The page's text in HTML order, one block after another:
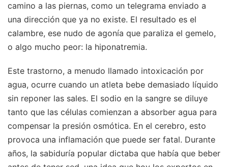
camino a las piernas, como un telegrama enviado a
una dirección que ya no existe. El resultado es el
calambre, ese nudo de agonía que paraliza el gemelo,
o algo mucho peor: la hiponatremia.
Este trastorno, a menudo llamado intoxicación por
agua, ocurre cuando un atleta bebe demasiado líquido
sin reponer las sales. El sodio en la sangre se diluye
tanto que las células comienzan a absorber agua para
compensar la presión osmótica. En el cerebro, esto
provoca una inflamación que puede ser fatal. Durante
años, la sabiduría popular dictaba que había que beber